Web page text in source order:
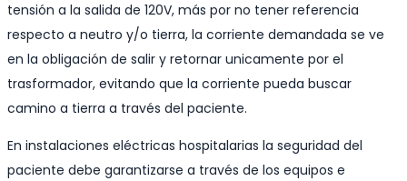
tensión a la salida de 120V, más por no tener referencia
respecto a neutro y/o tierra, la corriente demandada se ve
en la obligación de salir y retornar unicamente por el
trasformador, evitando que la corriente pueda buscar
camino a tierra a través del paciente.
En instalaciones eléctricas hospitalarias la seguridad del
paciente debe garantizarse a través de los equipos e